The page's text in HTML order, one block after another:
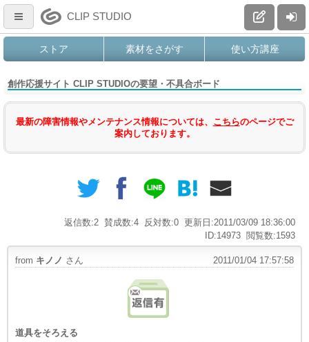
CLIP STUDIO
ストア 素材をさがす 使い方講座
創作応援サイト CLIP STUDIOの要望・不具合ボード
最新の障害情報やメンテナンス情報については、 こちらのページでご
案内しております。
更新日:2011/03/09 18:36:00
反対数:0
賛成数:4
返信数:2
閲覧数:1593
ID:14973
from キノノ さん 2011/01/04 17:57:58
道具をそろえる